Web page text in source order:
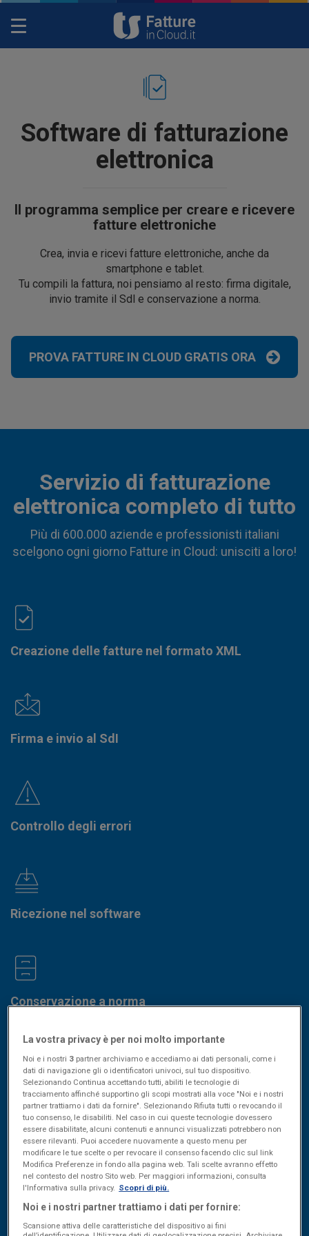
Toggle
Software di fatturazione
elettronica
Il programma semplice per creare e ricevere
fatture elettroniche
Crea, invia e ricevi fatture elettroniche, anche da
smartphone e tablet.
Tu compili la fattura, noi pensiamo al resto: firma digitale,
invio tramite il Sdl e conservazione a norma.
PROVA FATTURE IN CLOUD GRATIS ORA
Servizio di fatturazione
elettronica completo di tutto
Più di 600.000 aziende e professionisti italiani
scelgono ogni giorno Fatture in Cloud: unisciti a loro!
Creazione delle fatture nel formato XML
Firma e invio al SdI
Controllo degli errori
Ricezione nel software
Conservazione a norma
Solleciti automatici
Accesso del commercialista
La vostra privacy è per noi molto importante
Noi e i nostri 3 partner archiviamo e accediamo ai dati personali, come i
dati di navigazione gli o identificatori univoci, sul tuo dispositivo.
Selezionando Continua accettando tutti, abiliti le tecnologie di
tracciamento affinché supportino gli scopi mostrati alla voce "Noi e i nostri
partner trattiamo i dati da fornire". Selezionando Rifiuta tutti o revocando il
tuo consenso, le disabiliti. Nel caso in cui queste tecnologie dovessero
essere disabilitate, alcuni contenuti e annunci visualizzati potrebbero non
essere rilevanti. Puoi accedere nuovamente a questo menu per
modificare le tue scelte o per revocare il consenso facendo clic sul link
Modifica Preferenze in fondo alla pagina web. Tali scelte avranno effetto
nel contesto del nostro Sito web. Per maggiori informazioni, consulta
l'Informativa sulla privacy. Scopri di più.
Noi e i nostri partner trattiamo i dati per fornire:
Scansione attiva delle caratteristiche del dispositivo ai fini